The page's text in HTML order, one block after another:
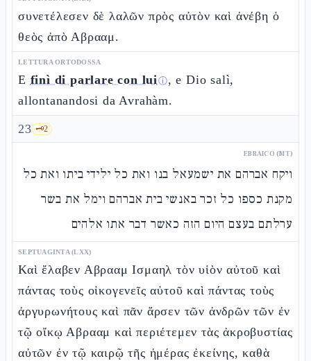
συνετέλεσεν δὲ λαλῶν πρὸς αὐτὸν καὶ ἀνέβη ὁ
θεὸς ἀπὸ Αβρααμ.
LETTURA ORTODOSSA
E finì di parlare con luiⓘ, e Dio salì,
allontanandosi da Avrahàm.
23 🗝️2
EBRAICO (MT)
ויקח אברהם את ישמעאל בנו ואת כל ילידי ביתו ואת כל
מקנת כספו כל זכר באנשי בית אברהם וימל את בשר
ערלתם בעצם היום הזה כאשר דבר אתו אלהים
SEPTUAGINTA (LXX)
Καὶ ἔλαβεν Αβρααμ Ισμαηλ τὸν υἱὸν αὐτοῦ καὶ
πάντας τοὺς οἰκογενεῖς αὐτοῦ καὶ πάντας τοὺς
ἀργυρωνήτους καὶ πᾶν ἄρσεν τῶν ἀνδρῶν τῶν ἐν
τῷ οἴκῳ Αβρααμ καὶ περιέτεμεν τὰς ἀκροβυστίας
αὐτῶν ἐν τῷ καιρῷ τῆς ἡμέρας ἐκείνης, καθὰ